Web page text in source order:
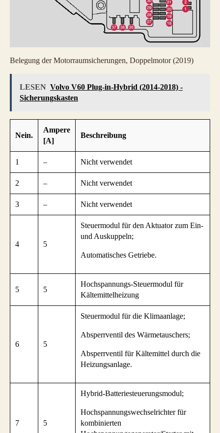
Belegung der Motorraumsicherungen, Doppelmotor (2019)
LESEN Volvo V60 Plug-in-Hybrid (2014-2018) -
Sicherungskasten
Nein.
Ampere
[A]
Beschreibung
1 – Nicht verwendet
2 – Nicht verwendet
3 – Nicht verwendet
4 5
Steuermodul für den Aktuator zum Ein-
und Auskuppeln;
Automatisches Getriebe.
5 5
Hochspannungs-Steuermodul für
Kältemittelheizung
6 5
Steuermodul für die Klimaanlage;
Absperrventil des Wärmetauschers;
Absperrventil für Kältemittel durch die
Heizungsanlage.
7 5
Hybrid-Batteriesteuerungsmodul;
Hochspannungswechselrichter für
kombinierten